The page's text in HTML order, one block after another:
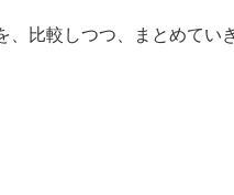
、比較しつつ、まとめてい